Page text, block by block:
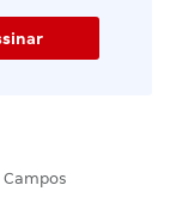
Campos